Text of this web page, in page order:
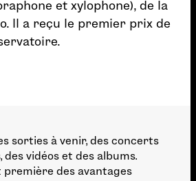
et xylophone), de la
Il a reçu le premier prix de
sorties à venir, des concerts
des vidéos et des albums.
première des avantages